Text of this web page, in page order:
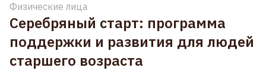
Физические лица
Серебряный старт: программа
поддержки и развития для людей
старшего возраста